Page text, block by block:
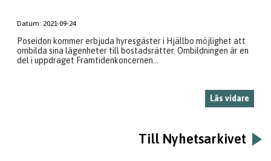
Datum: 2021-09-24
Poseidon kommer erbjuda hyresgäster i Hjällbo möjlighet att
ombilda sina lägenheter till bostadsrätter. Ombildningen är en
del i uppdraget Framtidenkoncernen...
Läs vidare
Till Nyhetsarkivet